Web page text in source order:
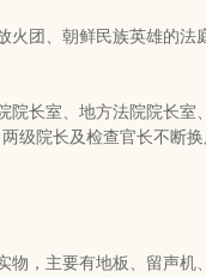
团、朝鲜民族英雄的法
院长室、地方法院院长
级院长及检查官长不断
，主要有地板、留声机